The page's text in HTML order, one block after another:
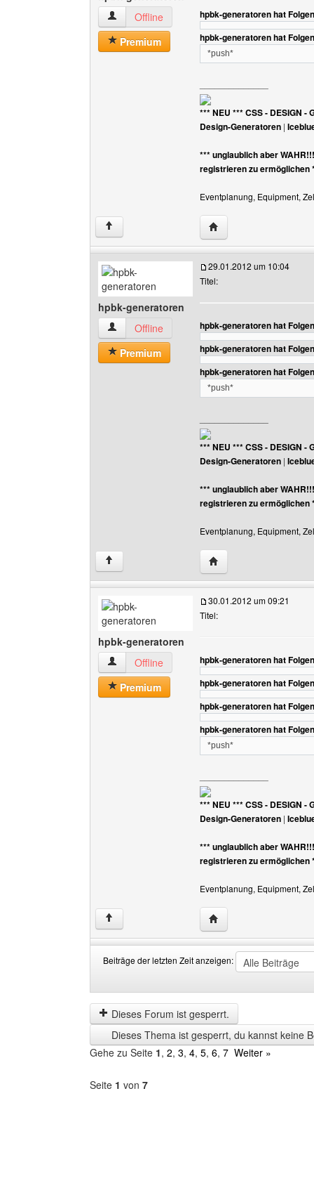
hpbk-generatoren Benutzer-Profile anzeigen
Offline
Premium
hpbk-generatoren hat
hpbk-generatoren hat
*push*
*** NEU *** CSS - DESIGN -
Design-Generatoren |
*** unglaublich aber
registrieren zu ermöglichen
Eventplanung, Equipment,
↑ Website dieses
hpbk-generatoren
hpbk-generatoren Benutzer-Profile anzeigen
Offline
Premium
29.01.2012 um 10:04
Titel:
hpbk-generatoren hat
hpbk-generatoren hat
hpbk-generatoren hat
*push*
*** NEU *** CSS - DESIGN -
Design-Generatoren |
*** unglaublich aber
registrieren zu ermöglichen
Eventplanung, Equipment,
↑ Website dieses
hpbk-generatoren
hpbk-generatoren Benutzer-Profile anzeigen
Offline
Premium
30.01.2012 um 09:21
Titel:
hpbk-generatoren hat
hpbk-generatoren hat
hpbk-generatoren hat
hpbk-generatoren hat
*push*
*** NEU *** CSS - DESIGN -
Design-Generatoren |
*** unglaublich aber
registrieren zu ermöglichen
Eventplanung, Equipment,
↑ Website dieses
Beiträge der letzten Zeit anzeigen:
der
letzten
Zeit
anzeigen
by
Dieses Forum ist gesperrt.
Dieses Thema ist gesperrt, du kannst keine
Gehe zu Seite 1, 2, 3, 4, 5, 6, 7 Weiter »
Seite 1 von 7